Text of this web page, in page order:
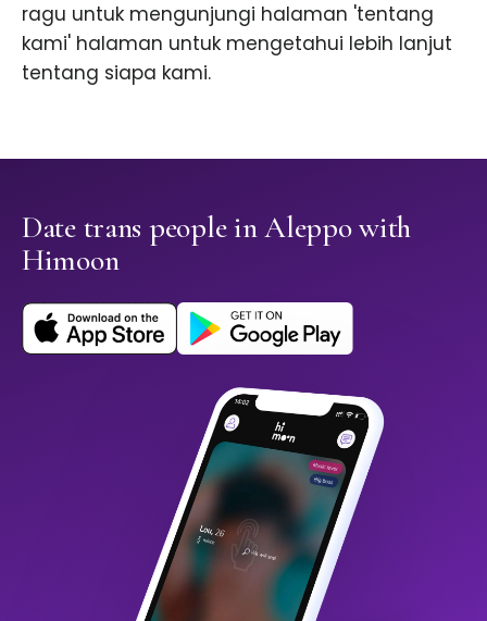
ragu untuk mengunjungi halaman 'tentang
kami' halaman untuk mengetahui lebih lanjut
tentang siapa kami.
Date trans people in Aleppo with
Himoon